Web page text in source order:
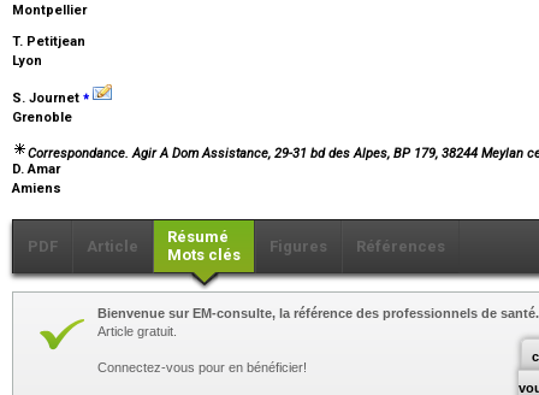
Montpellier
T. Petitjean
Lyon
S. Journet ⁎
Grenoble
Correspondance. Agir A Dom Assistance, 29-31 bd des Alpes, BP 179, 38244 Meylan
D. Amar
Amiens
PDF Article
Résumé
Mots clés
Figures Références
Bienvenue sur EM-consulte, la référence des professionnels de santé.
Article gratuit.
Connectez-vous pour en bénéficier!